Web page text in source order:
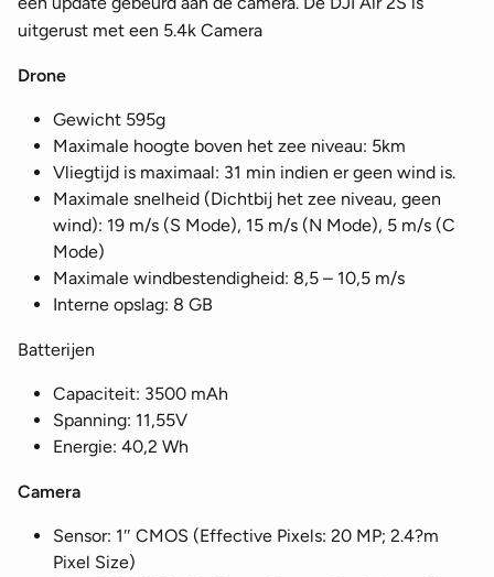
uitgerust met een 5.4k Camera
Drone
Gewicht 595g
Maximale hoogte boven het zee niveau: 5km
Vliegtijd is maximaal: 31 min indien er geen wind is.
Maximale snelheid (Dichtbij het zee niveau, geen
wind): 19 m/s (S Mode), 15 m/s (N Mode), 5 m/s (C
Mode)
Maximale windbestendigheid: 8,5 – 10,5 m/s
Interne opslag: 8 GB
Batterijen
Capaciteit: 3500 mAh
Spanning: 11,55V
Energie: 40,2 Wh
Camera
Sensor: 1″ CMOS (Effective Pixels: 20 MP; 2.4?m
Pixel Size)